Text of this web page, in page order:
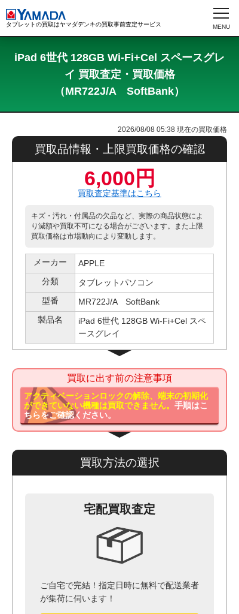
タブレットの買取はヤマダデンキの買取事前査定サービス
iPad 6世代 128GB Wi-Fi+Cel スペースグレ
イ 買取査定・買取価格
（MR722J/A SoftBank）
2026/08/08 05:38 現在の買取価格
買取品情報・上限買取価格の確認
6,000円
買取査定基準はこちら
キズ・汚れ・付属品の欠品など、実際の商品状態によ
り減額や買取不可になる場合がございます。また上限
買取価格は市場動向により変動します。
メーカー
APPLE
分類
タブレットパソコン
型番
MR722J/A SoftBank
製品名
iPad 6世代 128GB Wi-Fi+Cel スペ
ースグレイ
買取に出す前の注意事項
アクティベーションロックの解除、端末の初期化
ができていない機種は買取できません。手順はこ
ちらをご確認ください。
買取方法の選択
宅配買取査定
ご自宅で完結！指定日時に無料で配送業者
が集荷に伺います！